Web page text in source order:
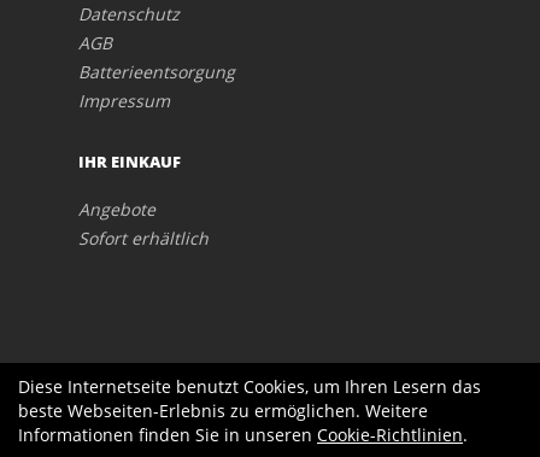
Datenschutz
AGB
Batterieentsorgung
Impressum
IHR EINKAUF
Angebote
Sofort erhältlich
Diese Internetseite benutzt Cookies, um Ihren Lesern das
beste Webseiten-Erlebnis zu ermöglichen. Weitere
Informationen finden Sie in unseren Cookie-Richtlinien.